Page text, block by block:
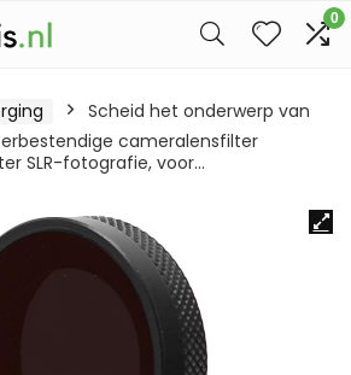
0
Scheid het onderwerp van
cameralensfilter
SLR-fotografie, voor…